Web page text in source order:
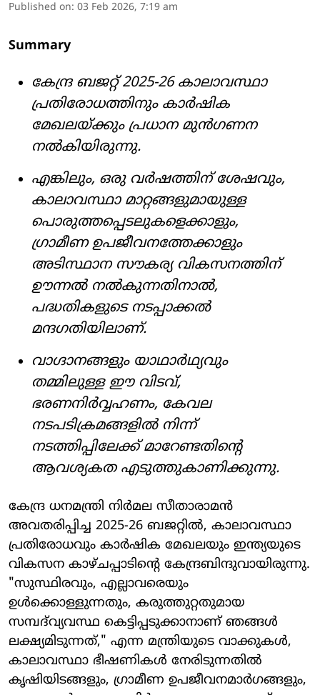
Published on: 03 Feb 2026, 7:19 am
Summary
കേന്ദ്ര ബജറ്റ് 2025-26 കാലാവസ്ഥാ
പ്രതിരോധത്തിനും കാർഷിക
മേഖലയ്ക്കും പ്രധാന മുൻഗണന
നൽകിയിരുന്നു.
എങ്കിലും, ഒരു വർഷത്തിന് ശേഷവും,
കാലാവസ്ഥാ മാറ്റങ്ങളുമായുള്ള
പൊരുത്തപ്പെടലുകളെക്കാളും,
ഗ്രാമീണ ഉപജീവനത്തേക്കാളും
അടിസ്ഥാന സൗകര്യ വികസനത്തിന്
ഊന്നൽ നൽകുന്നതിനാൽ,
പദ്ധതികളുടെ നടപ്പാക്കൽ
മന്ദഗതിയിലാണ്.
വാഗ്ദാനങ്ങളും യാഥാർഥ്യവും
തമ്മിലുള്ള ഈ വിടവ്,
ഭരണനിർവ്വഹണം, കേവല
നടപടിക്രമങ്ങളിൽ നിന്ന്
നടത്തിപ്പിലേക്ക് മാറേണ്ടതിന്റെ
ആവശ്യകത എടുത്തുകാണിക്കുന്നു.
കേന്ദ്ര ധനമന്ത്രി നിർമല സീതാരാമൻ
അവതരിപ്പിച്ച 2025-26 ബജറ്റിൽ, കാലാവസ്ഥാ
പ്രതിരോധവും കാർഷിക മേഖലയും ഇന്ത്യയുടെ
വികസന കാഴ്ചപ്പാടിന്റെ കേന്ദ്രബിന്ദുവായിരുന്നു.
"സുസ്ഥിരവും, എല്ലാവരെയും
ഉൾക്കൊള്ളുന്നതും, കരുത്തുറ്റതുമായ
സമ്പദ്‌വ്യവസ്ഥ കെട്ടിപ്പടുക്കാനാണ് ഞങ്ങൾ
ലക്ഷ്യമിടുന്നത്," എന്ന മന്ത്രിയുടെ വാക്കുകൾ,
കാലാവസ്ഥാ ഭീഷണികൾ നേരിടുന്നതിൽ
കൃഷിയിടങ്ങളും, ഗ്രാമീണ ഉപജീവനമാർഗങ്ങളും,